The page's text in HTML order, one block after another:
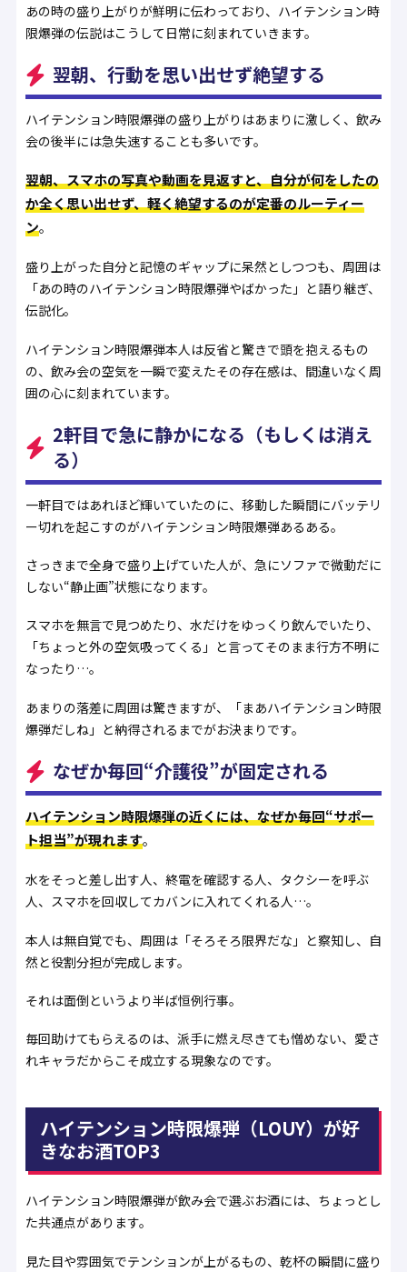
あの時の盛り上がりが鮮明に伝わっており、ハイテンション時
限爆弾の伝説はこうして日常に刻まれていきます。
翌朝、行動を思い出せず絶望する
ハイテンション時限爆弾の盛り上がりはあまりに激しく、飲み
会の後半には急失速することも多いです。
翌朝、スマホの写真や動画を見返すと、自分が何をしたの
か全く思い出せず、軽く絶望するのが定番のルーティー
ン。
盛り上がった自分と記憶のギャップに呆然としつつも、周囲は
「あの時のハイテンション時限爆弾やばかった」と語り継ぎ、
伝説化。
ハイテンション時限爆弾本人は反省と驚きで頭を抱えるもの
の、飲み会の空気を一瞬で変えたその存在感は、間違いなく周
囲の心に刻まれています。
2軒目で急に静かになる（もしくは消え
る）
一軒目ではあれほど輝いていたのに、移動した瞬間にバッテリ
ー切れを起こすのがハイテンション時限爆弾あるある。
さっきまで全身で盛り上げていた人が、急にソファで微動だに
しない“静止画”状態になります。
スマホを無言で見つめたり、水だけをゆっくり飲んでいたり、
「ちょっと外の空気吸ってくる」と言ってそのまま行方不明に
なったり…。
あまりの落差に周囲は驚きますが、「まあハイテンション時限
爆弾だしね」と納得されるまでがお決まりです。
なぜか毎回“介護役”が固定される
ハイテンション時限爆弾の近くには、なぜか毎回“サポー
ト担当”が現れます。
水をそっと差し出す人、終電を確認する人、タクシーを呼ぶ
人、スマホを回収してカバンに入れてくれる人…。
本人は無自覚でも、周囲は「そろそろ限界だな」と察知し、自
然と役割分担が完成します。
それは面倒というより半ば恒例行事。
毎回助けてもらえるのは、派手に燃え尽きても憎めない、愛さ
れキャラだからこそ成立する現象なのです。
ハイテンション時限爆弾（LOUY）が好
きなお酒TOP3
ハイテンション時限爆弾が飲み会で選ぶお酒には、ちょっとし
た共通点があります。
見た目や雰囲気でテンションが上がるもの、乾杯の瞬間に盛り